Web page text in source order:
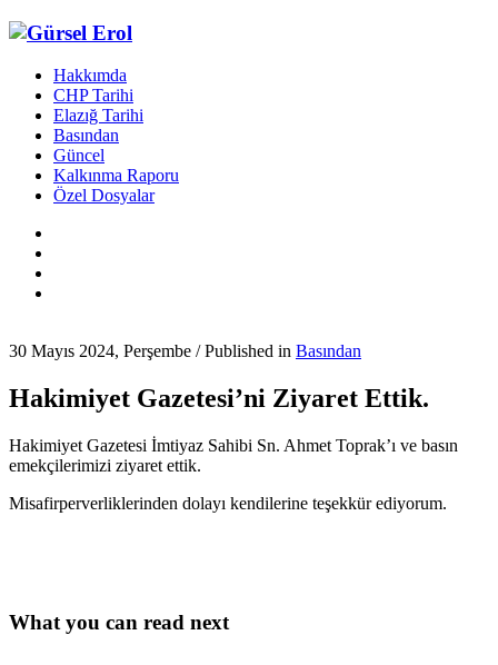
Hakkımda
CHP Tarihi
Elazığ Tarihi
Basından
Güncel
Kalkınma Raporu
Özel Dosyalar
30 Mayıs 2024, Perşembe /Published in Basından
Hakimiyet Gazetesi’ni Ziyaret Ettik.
Hakimiyet Gazetesi İmtiyaz Sahibi Sn. Ahmet Toprak’ı ve basın
emekçilerimizi ziyaret ettik.
Misafirperverliklerinden dolayı kendilerine teşekkür ediyorum.
What you can read next